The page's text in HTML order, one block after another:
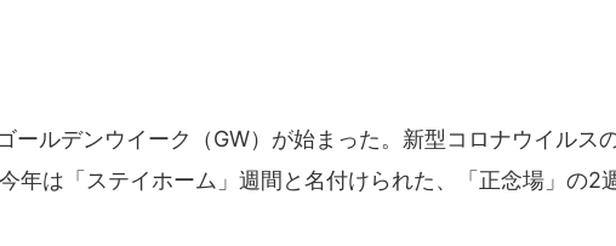
ールデンウイーク（GW）が始まった。新型コロナウイルス
年は「ステイホーム」週間と名付けられた、「正念場」の2